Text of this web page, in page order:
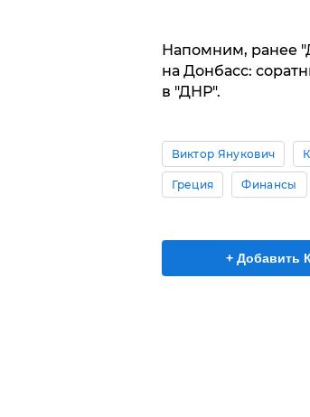
Напомним, ранее
на Донбасс:
в "ДНР".
Виктор Янукович
Греция Финансы
+ Добавить